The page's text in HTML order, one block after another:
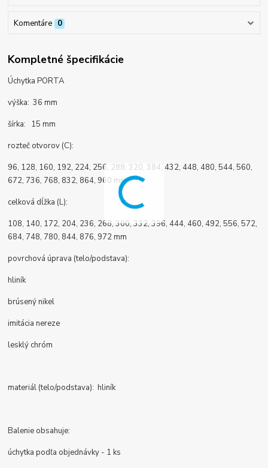
Komentáre 0
Kompletné špecifikácie
Úchytka PORTA
výška: 36 mm
šírka: 15 mm
rozteč otvorov (C):
96, 128, 160, 192, 224, 256, 288, 320, 384, 432, 448, 480, 544, 560,
672, 736, 768, 832, 864, 960 mm
celková dĺžka (L):
108, 140, 172, 204, 236, 268, 300, 332, 396, 444, 460, 492, 556, 572,
684, 748, 780, 844, 876, 972 mm
povrchová úprava (telo/podstava):
hliník
brúsený nikel
imitácia nereze
lesklý chróm
materiál (telo/podstava): hliník
Balenie obsahuje:
úchytka podľa objednávky - 1 ks